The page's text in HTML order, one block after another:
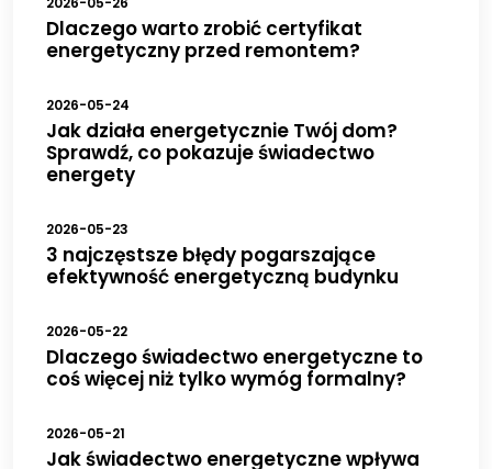
Dlaczego warto zrobić certyfikat
energetyczny przed remontem?
2026-05-24
Jak działa energetycznie Twój dom?
Sprawdź, co pokazuje świadectwo
energety
2026-05-23
3 najczęstsze błędy pogarszające
efektywność energetyczną budynku
2026-05-22
Dlaczego świadectwo energetyczne to
coś więcej niż tylko wymóg formalny?
2026-05-21
Jak świadectwo energetyczne wpływa